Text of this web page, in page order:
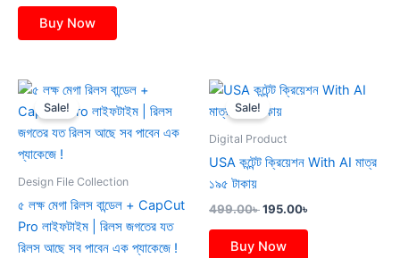
Buy Now
Sale!
Design File Collection
৫ লক্ষ মেগা রিলস বান্ডেল + CapCut
Pro লাইফটাইম | রিলস জগতের যত
রিলস আছে সব পাবেন এক প্যাকেজে !
Original
was:
1,290.00৳ .
Current
price
is:
201.00৳ .
Sale!
Digital Product
USA কন্টেন্ট ক্রিয়েশন With AI মাত্র
১৯৫ টাকায়
499.00৳
Original
price
was:
195.00৳
Current
Buy Now